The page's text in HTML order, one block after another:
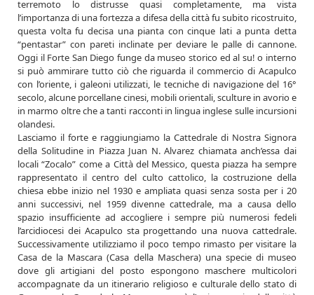
terremoto lo distrusse quasi completamente, ma vista
l’importanza di una fortezza a difesa della città fu subito ricostruito,
questa volta fu decisa una pianta con cinque lati a punta detta
“pentastar” con pareti inclinate per deviare le palle di cannone.
Oggi il Forte San Diego funge da museo storico ed al su! o interno
si può ammirare tutto ciò che riguarda il commercio di Acapulco
con l’oriente, i galeoni utilizzati, le tecniche di navigazione del 16°
secolo, alcune porcellane cinesi, mobili orientali, sculture in avorio e
in marmo oltre che a tanti racconti in lingua inglese sulle incursioni
olandesi.
Lasciamo il forte e raggiungiamo la Cattedrale di Nostra Signora
della Solitudine in Piazza Juan N. Alvarez chiamata anch’essa dai
locali “Zocalo” come a Città del Messico, questa piazza ha sempre
rappresentato il centro del culto cattolico, la costruzione della
chiesa ebbe inizio nel 1930 e ampliata quasi senza sosta per i 20
anni successivi, nel 1959 divenne cattedrale, ma a causa dello
spazio insufficiente ad accogliere i sempre più numerosi fedeli
l’arcidiocesi dei Acapulco sta progettando una nuova cattedrale.
Successivamente utilizziamo il poco tempo rimasto per visitare la
Casa de la Mascara (Casa della Maschera) una specie di museo
dove gli artigiani del posto espongono maschere multicolori
accompagnate da un itinerario religioso e culturale dello stato di